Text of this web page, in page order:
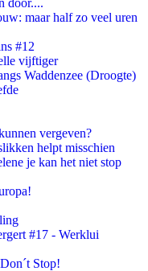
door....
maar half zo veel uren
#12
vijftiger
Waddenzee (Droogte)
vergeven?
helpt misschien
je kan het niet stop
#17 - Werklui
Stop!